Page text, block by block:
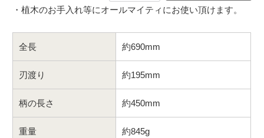
・植木のお手入れ等にオールマイティにお使い頂けます。
全長 約690mm
刃渡り 約195mm
柄の長さ 約450mm
重量 約845g